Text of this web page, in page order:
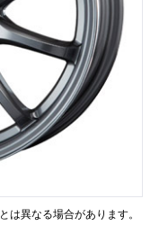
異なる場合があります。